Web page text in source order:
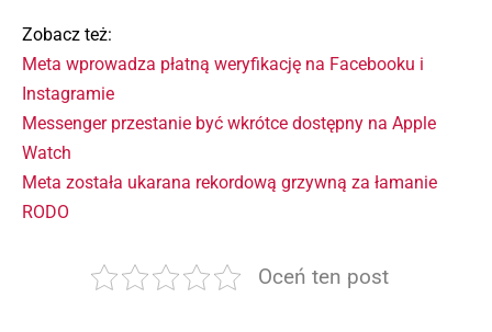
Zobacz też:
Meta wprowadza płatną weryfikację na Facebooku i
Instagramie
Messenger przestanie być wkrótce dostępny na Apple
Watch
Meta została ukarana rekordową grzywną za łamanie
RODO
Oceń ten post